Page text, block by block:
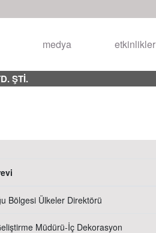
medya etkinlikler
ŞTİ.
Bölgesi Ülkeler Direktörü
Müdürü-İç Dekorasyon